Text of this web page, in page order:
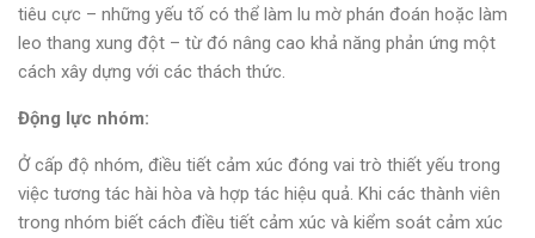
tiêu cực – những yếu tố có thể làm lu mờ phán đoán hoặc làm
leo thang xung đột – từ đó nâng cao khả năng phản ứng một
cách xây dựng với các thách thức.
Động lực nhóm:
Ở cấp độ nhóm, điều tiết cảm xúc đóng vai trò thiết yếu trong
việc tương tác hài hòa và hợp tác hiệu quả. Khi các thành viên
trong nhóm biết cách điều tiết cảm xúc và kiểm soát cảm xúc